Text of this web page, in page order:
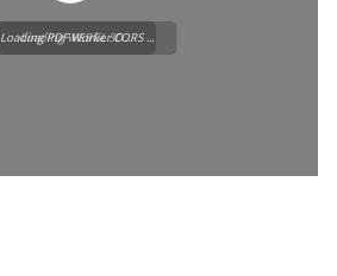
Loading WEBGL 3D ...
Loading PDF Worker CORS ...